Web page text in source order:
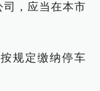
司，应当在本市
规定缴纳停车